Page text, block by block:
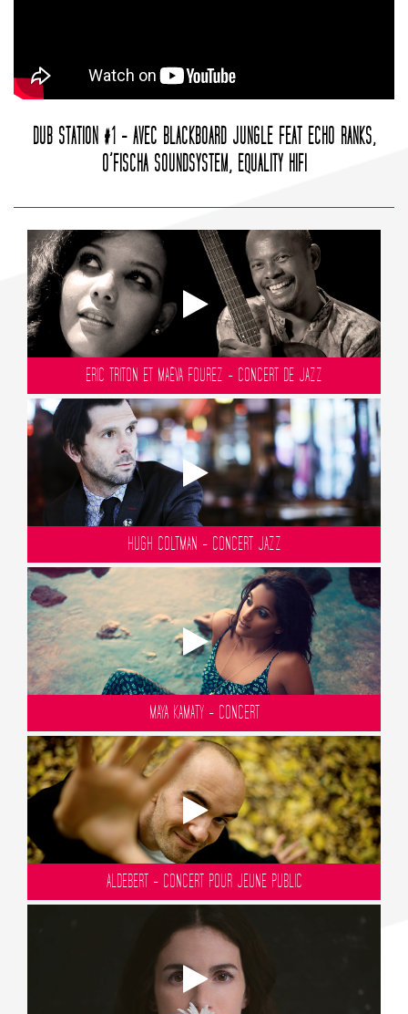
DUB STATION #1 - AVEC BLACKBOARD JUNGLE FEAT ECHO RANKS,
O’FISCHA SOUNDSYSTEM, EQUALITY HIFI
ERIC TRITON ET MAËVA FOUREZ - CONCERT DE JAZZ
HUGH COLTMAN - CONCERT JAZZ
MAYA KAMATY - CONCERT
ALDEBERT - CONCERT POUR JEUNE PUBLIC